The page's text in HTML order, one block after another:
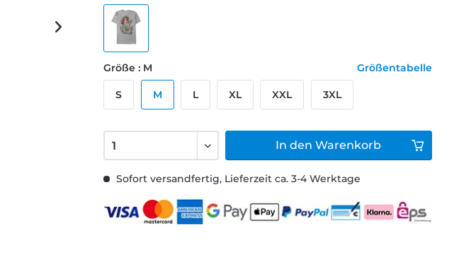
Sofort versandfertig, Lieferzeit ca. 3-4 Werktage
Größe : M Größentabelle
S M L XL XXL 3XL
In den Warenkorb